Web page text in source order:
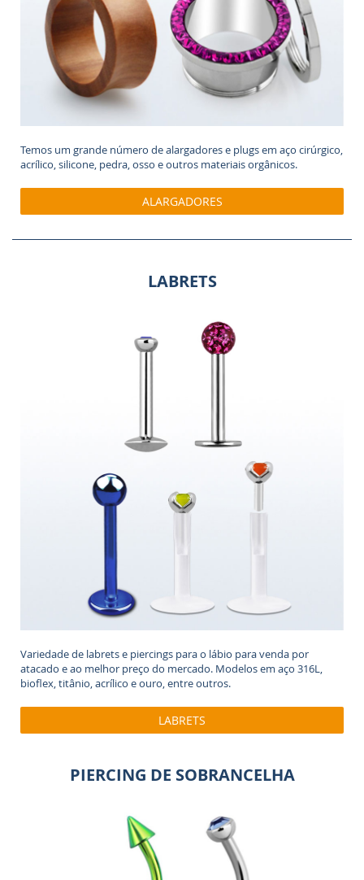
Temos um grande número de alargadores e plugs em aço cirúrgico,
acrílico, silicone, pedra, osso e outros materiais orgânicos.
ALARGADORES
LABRETS
Variedade de labrets e piercings para o lábio para venda por
atacado e ao melhor preço do mercado. Modelos em aço 316L,
bioflex, titânio, acrílico e ouro, entre outros.
LABRETS
PIERCING DE SOBRANCELHA